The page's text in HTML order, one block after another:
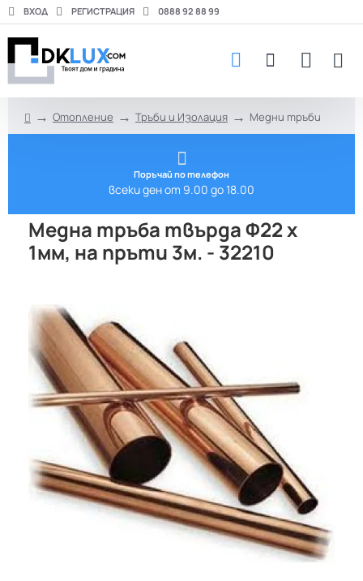
ВХОД РЕГИСТРАЦИЯ 0888 92 88 99
Отопление Тръби и Изолация Медни тръби
Поръчай по телефон
всеки ден от 9.00 до 18.00
Медна тръба твърда Ф22 х
1мм, на пръти 3м. - 32210